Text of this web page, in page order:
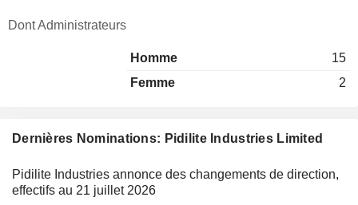
Dernières Nominations: Pidilite Industries Limited
Pidilite Industries annonce des changements de direction,
effectifs au 21 juillet 2026
Dont Administrateurs
Homme
15
Femme
2